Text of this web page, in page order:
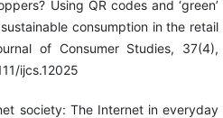
Using QR codes and ‘green’
consumption in the retail
of Consumer Studies, 37(4),
ijcs.12025
society: The Internet in everyday